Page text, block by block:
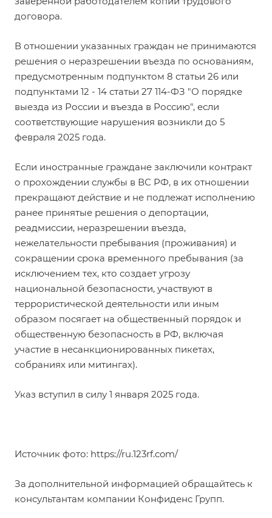
договора.
В отношении указанных граждан не принимаются
решения о неразрешении въезда по основаниям,
предусмотренным подпунктом 8 статьи 26 или
подпунктами 12 - 14 статьи 27 114-ФЗ "О порядке
выезда из России и въезда в Россию", если
соответствующие нарушения возникли до 5
февраля 2025 года.
Если иностранные граждане заключили контракт
о прохождении службы в ВС РФ, в их отношении
прекращают действие и не подлежат исполнению
ранее принятые решения о депортации,
реадмиссии, неразрешении въезда,
нежелательности пребывания (проживания) и
сокращении срока временного пребывания (за
исключением тех, кто создает угрозу
национальной безопасности, участвуют в
террористической деятельности или иным
образом посягает на общественный порядок и
общественную безопасность в РФ, включая
участие в несанкционированных пикетах,
собраниях или митингах).
Указ вступил в силу 1 января 2025 года.
Источник фото: https://ru.123rf.com/
За дополнительной информацией обращайтесь к
консультантам компании Конфиденс Групп.